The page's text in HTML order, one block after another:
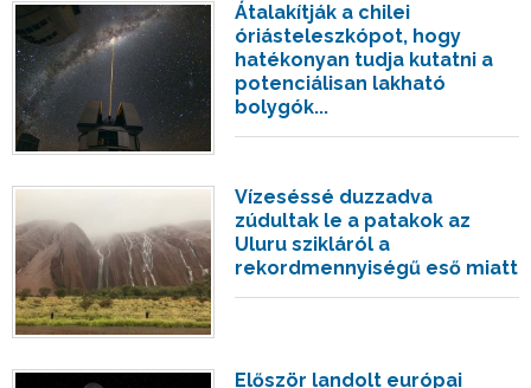
Átalakítják a chilei
óriásteleszkópot, hogy
hatékonyan tudja kutatni a
potenciálisan lakható
bolygók...
Vízeséssé duzzadva
zúdultak le a patakok az
Uluru szikláról a
rekordmennyiségű eső miatt
Először landolt európai